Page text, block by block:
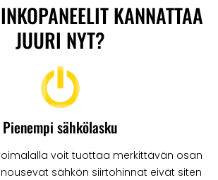
KANNATTAA
JUURI NYT?
Pienempi sähkölasku
voit tuottaa merkittävän osan
sähkön siirtohinnat eivät siten